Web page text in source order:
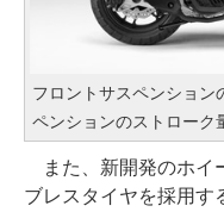
フロントサスペンション
ペンションのストローク
また、新開発のホイ
ブレスタイヤを採用す